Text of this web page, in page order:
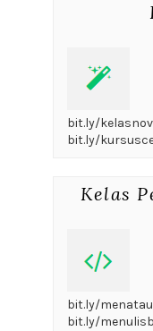
bit.ly/
bit.ly/
Kelas
bit.ly/
bit.ly/